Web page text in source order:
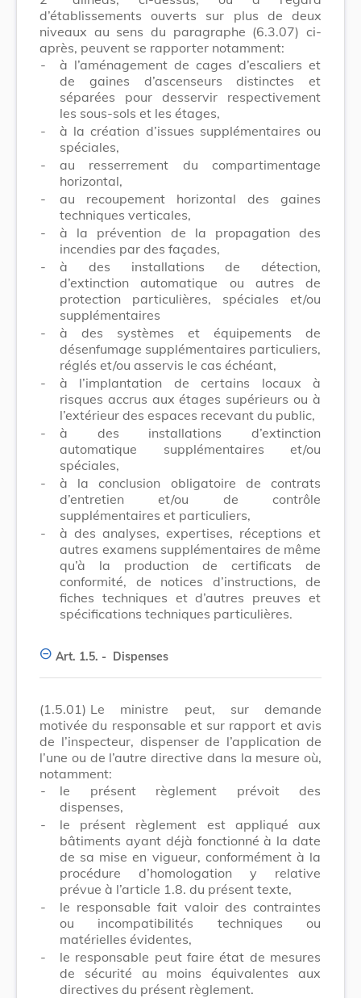
d’établissements ouverts sur plus de deux
niveaux au sens du paragraphe (6.3.07) ci-
après, peuvent se rapporter notamment:
-
à l’aménagement de cages d’escaliers et
de gaines d’ascenseurs distinctes et
séparées pour desservir respectivement
les sous-sols et les étages,
-
à la création d’issues supplémentaires ou
spéciales,
-
au resserrement du compartimentage
horizontal,
-
au recoupement horizontal des gaines
techniques verticales,
-
à la prévention de la propagation des
incendies par des façades,
-
à des installations de détection,
d’extinction automatique ou autres de
protection particulières, spéciales et/ou
supplémentaires
-
à des systèmes et équipements de
désenfumage supplémentaires particuliers,
réglés et/ou asservis le cas échéant,
-
à l’implantation de certains locaux à
risques accrus aux étages supérieurs ou à
l’extérieur des espaces recevant du public,
-
à des installations d’extinction
automatique supplémentaires et/ou
spéciales,
-
à la conclusion obligatoire de contrats
d’entretien et/ou de contrôle
supplémentaires et particuliers,
-
à des analyses, expertises, réceptions et
autres examens supplémentaires de même
qu’à la production de certificats de
conformité, de notices d’instructions, de
fiches techniques et d’autres preuves et
spécifications techniques particulières.
Art. 1.5. - Dispenses
(1.5.01) Le ministre peut, sur demande
motivée du responsable et sur rapport et avis
de l’inspecteur, dispenser de l’application de
l’une ou de l’autre directive dans la mesure où,
notamment:
-
le présent règlement prévoit des
dispenses,
-
le présent règlement est appliqué aux
bâtiments ayant déjà fonctionné à la date
de sa mise en vigueur, conformément à la
procédure d’homologation y relative
prévue à l’article 1.8. du présent texte,
-
le responsable fait valoir des contraintes
ou incompatibilités techniques ou
matérielles évidentes,
-
le responsable peut faire état de mesures
de sécurité au moins équivalentes aux
directives du présent règlement.